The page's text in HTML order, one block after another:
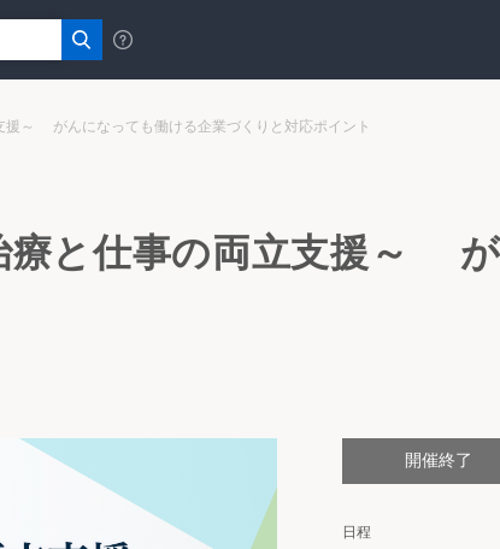
援～ がんになっても働ける企業づくりと対応ポイント
療と仕事の両立支援～
開催終了
日程